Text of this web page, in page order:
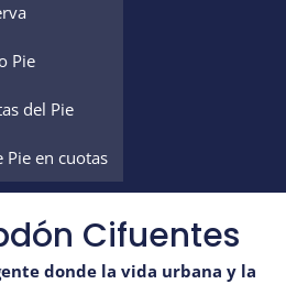
Pie
del Pie
Pie en cuotas
Cifuentes
donde la vida urbana y la